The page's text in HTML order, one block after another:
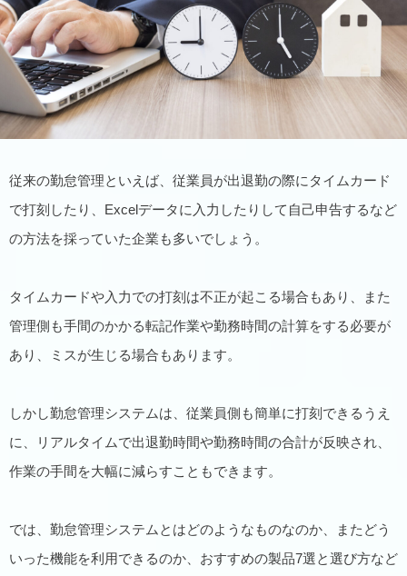
従来の勤怠管理といえば、従業員が出退勤の際にタイムカード
で打刻したり、Excelデータに入力したりして自己申告するなど
の方法を採っていた企業も多いでしょう。
タイムカードや入力での打刻は不正が起こる場合もあり、また
管理側も手間のかかる転記作業や勤務時間の計算をする必要が
あり、ミスが生じる場合もあります。
しかし勤怠管理システムは、従業員側も簡単に打刻できるうえ
に、リアルタイムで出退勤時間や勤務時間の合計が反映され、
作業の手間を大幅に減らすこともできます。
では、勤怠管理システムとはどのようなものなのか、またどう
いった機能を利用できるのか、おすすめの製品7選と選び方など